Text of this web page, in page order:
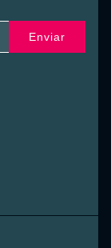
Enviar